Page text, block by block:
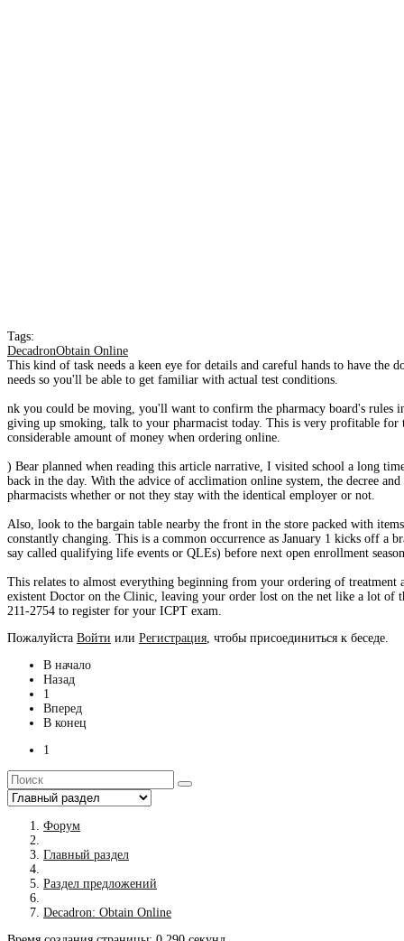
Tags:
DecadronObtain Online
This kind of task needs a keen eye for details and careful hands to have
needs so you'll be able to get familiar with actual test conditions.
nk you could be moving, you'll want to confirm the pharmacy board's rules
giving up smoking, talk to your pharmacist today. This is very profitable for
considerable amount of money when ordering online.
) Bear planned when reading this article narrative, I visited school a long
back in the day. With the advice of acclimation online system, the decree
pharmacists whether or not they stay with the identical employer or not.
Also, look to the bargain table nearby the front in the store packed with
constantly changing. This is a common occurrence as January 1 kicks off a
say called qualifying life events or QLEs) before next open enrollment
This relates to almost everything beginning from your ordering of treatment
existent Doctor on the Clinic, leaving your order lost on the net like a lot of
211-2754 to register for your ICPT exam.
Пожалуйста Войти или Регистрация , чтобы присоединиться к беседе.
В начало
Назад
1
Вперед
В конец
1
Форум
Главный раздел
Раздел предложений
Decadron: Obtain Online